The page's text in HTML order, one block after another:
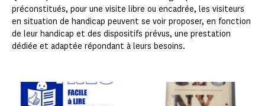
préconstitués, pour une visite libre ou encadrée, les visiteurs
en situation de handicap peuvent se voir proposer, en fonction
de leur handicap et des dispositifs prévus, une prestation
dédiée et adaptée répondant à leurs besoins.